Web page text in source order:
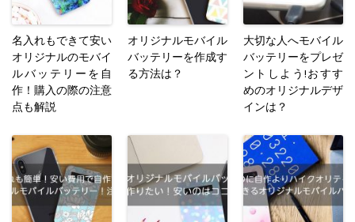
名入れもできて安い
オリジナルのモバイ
ルバッテリーを自
作！購入の際の注意
点も解説
オリジナルモバイル
バッテリーを作成す
る方法は？
大切な人へモバイル
バッテリーをプレゼ
ントしよう!おすす
めのオリジナルデザ
インは？